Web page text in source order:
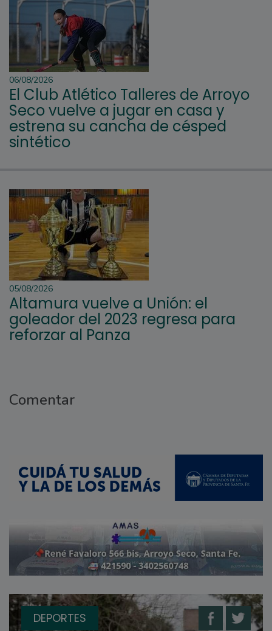
06/08/2026
El Club Atlético Talleres de Arroyo
Seco vuelve a jugar en casa y
estrena su cancha de césped
sintético
05/08/2026
Altamura vuelve a Unión: el
goleador del 2023 regresa para
reforzar al Panza
Comentar
DEPORTES